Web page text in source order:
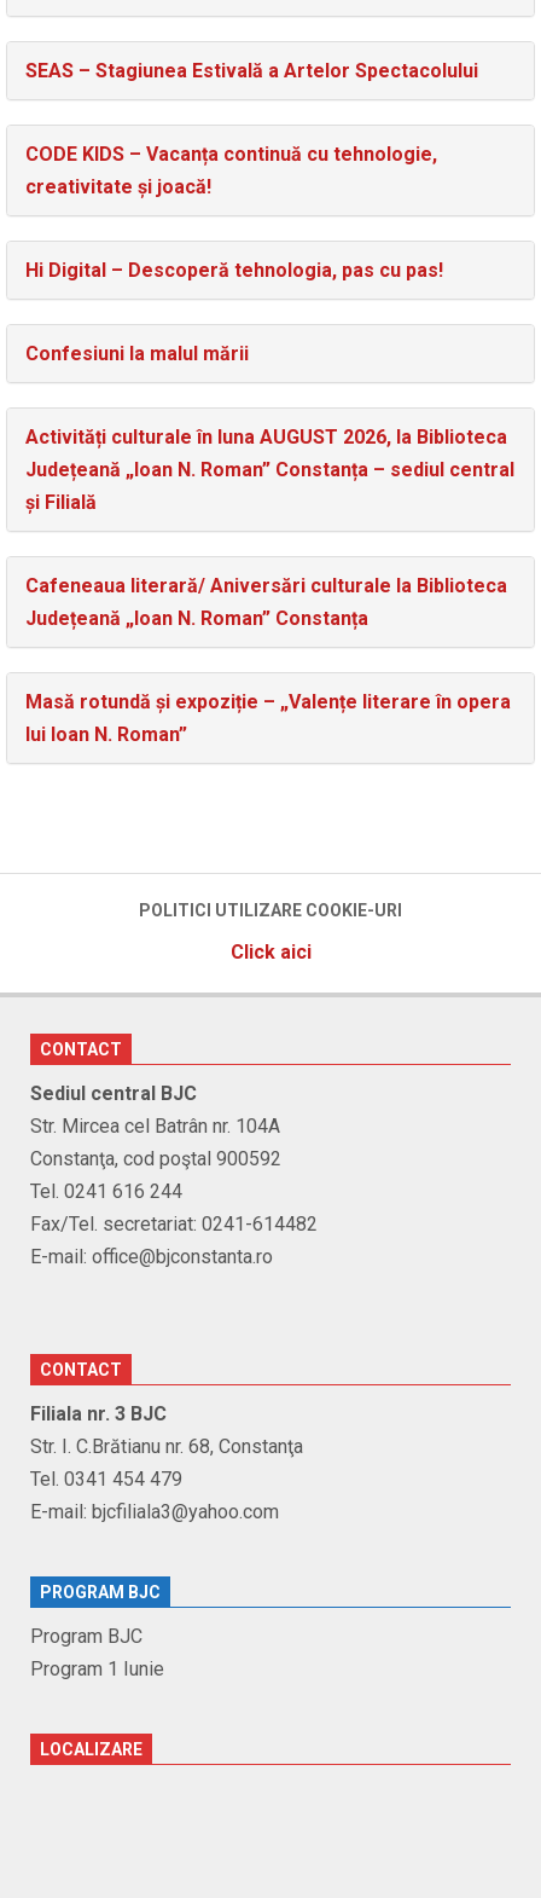
SEAS – Stagiunea Estivală a Artelor Spectacolului
CODE KIDS – Vacanța continuă cu tehnologie,
creativitate și joacă!
Hi Digital – Descoperă tehnologia, pas cu pas!
Confesiuni la malul mării
Activități culturale în luna AUGUST 2026, la Biblioteca
Județeană „Ioan N. Roman” Constanța – sediul central
și Filială
Cafeneaua literară/ Aniversări culturale la Biblioteca
Județeană „Ioan N. Roman” Constanța
Masă rotundă și expoziție – „Valențe literare în opera
lui Ioan N. Roman”
POLITICI UTILIZARE COOKIE-URI
Click aici
CONTACT
Sediul central BJC
Str. Mircea cel Batrân nr. 104A
Constanţa, cod poştal 900592
Tel. 0241 616 244
Fax/Tel. secretariat: 0241-614482
E-mail: office@bjconstanta.ro
CONTACT
Filiala nr. 3 BJC
Str. I. C.Brătianu nr. 68, Constanţa
Tel. 0341 454 479
E-mail: bjcfiliala3@yahoo.com
PROGRAM BJC
Program BJC
Program 1 Iunie
LOCALIZARE